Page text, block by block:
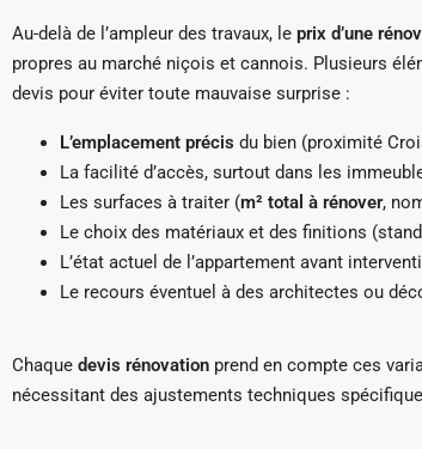
Au-delà de l’ampleur des travaux, le prix d’une
propres au marché niçois et cannois. Plusieurs
devis pour éviter toute mauvaise surprise :
L’emplacement précis du bien (proximité
La facilité d’accès, surtout dans les
Les surfaces à traiter (m² total à rénover,
Le choix des matériaux et des finitions
L’état actuel de l’appartement avant
Le recours éventuel à des architectes ou
Chaque devis rénovation prend en compte ces
nécessitant des ajustements techniques